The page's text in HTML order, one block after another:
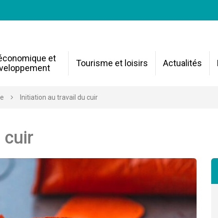
et
Tourisme et loisirs Actualités
Initiation au travail du cuir
cuir